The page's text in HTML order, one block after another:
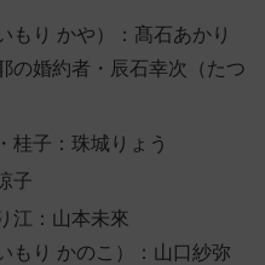
もり かや）：髙石あかり
の婚約者・辰石幸次（たつ
桂子：珠城りょう
子
江：山本未來
もり かのこ）：山口紗弥